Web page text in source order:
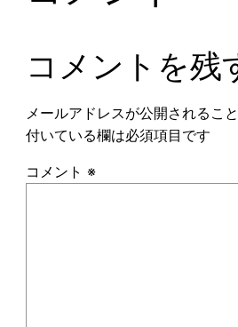
コメントを残
メールアドレスが公開されるこ
付いている欄は必須項目です
コメント ※